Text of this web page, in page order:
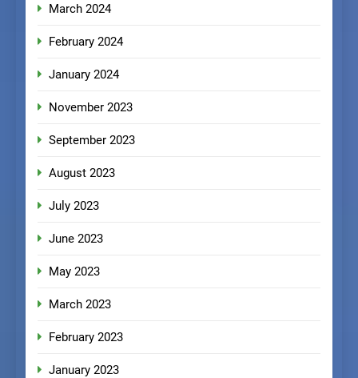
March 2024
February 2024
January 2024
November 2023
September 2023
August 2023
July 2023
June 2023
May 2023
March 2023
February 2023
January 2023